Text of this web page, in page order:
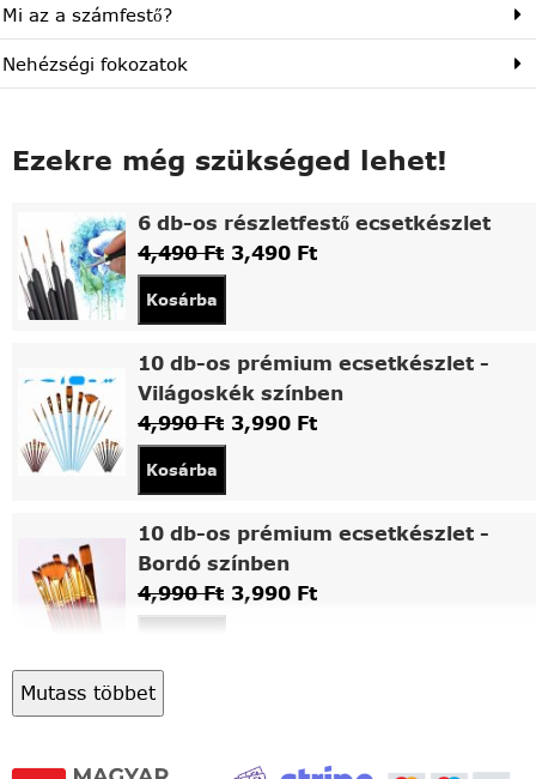
Mi az a számfestő?
Nehézségi fokozatok
Ezekre még szükséged lehet!
6 db-os részletfestő ecsetkészlet
4,490Ft 3,490 Ft
Kosárba
10 db-os prémium ecsetkészlet -
Világoskék színben
4,990Ft 3,990 Ft
Kosárba
10 db-os prémium ecsetkészlet -
Bordó színben
4,990Ft 3,990 Ft
Asztali fa festőállvány
Mutass többet